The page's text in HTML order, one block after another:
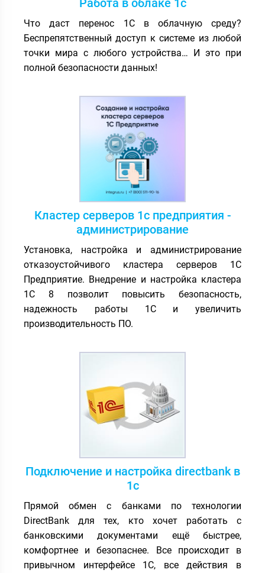
Что даст перенос 1С в облачную среду?
Беспрепятственный доступ к системе из любой
точки мира с любого устройства… И это при
полной безопасности данных!
Кластер серверов 1с предприятия -
администрирование
Установка, настройка и администрирование
отказоустойчивого кластера серверов 1С
Предприятие. Внедрение и настройка кластера
1С 8 позволит повысить безопасность,
надежность работы 1С и увеличить
производительность ПО.
Подключение и настройка directbank в
1с
Прямой обмен с банками по технологии
DirectBank для тех, кто хочет работать с
банковскими документами ещё быстрее,
комфортнее и безопаснее. Все происходит в
привычном интерфейсе 1С, все действия в